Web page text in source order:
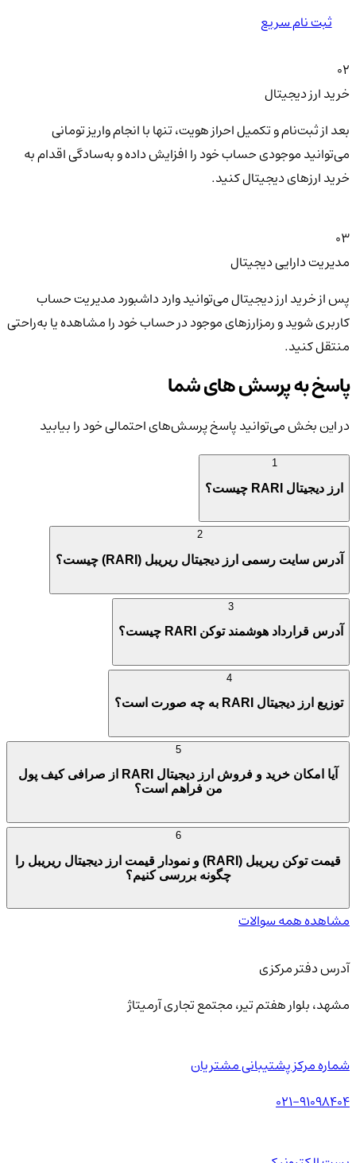
ثبت نام سریع
02
خرید ارز دیجیتال
بعد از ثبت‌نام و تکمیل احراز هویت، تنها با انجام واریز تومانی
می‌توانید موجودی حساب خود را افزایش داده و به‌سادگی اقدام به
خرید ارزهای دیجیتال کنید.
03
مدیریت دارایی دیجیتال
پس از خرید ارز دیجیتال می‌توانید وارد داشبورد مدیریت حساب
کاربری شوید و رمزارزهای موجود در حساب خود را مشاهده یا به‌راحتی
منتقل کنید.
پاسخ به پرسش های شما
در این بخش می‌توانید پاسخ پرسش‌های احتمالی خود را بیابید
ارز دیجیتال RARI چیست؟
آدرس سایت رسمی ارز دیجیتال ریریبل (RARI) چیست؟
آدرس قرارداد هوشمند توکن RARI چیست؟
توزیع ارز دیجیتال RARI به چه صورت است؟
آیا امکان خرید و فروش ارز دیجیتال RARI از صرافی کیف پول
من فراهم است؟
قیمت توکن ریریبل (RARI) و نمودار قیمت ارز دیجیتال ریریبل را
چگونه بررسی کنیم؟
مشاهده همه سوالات
آدرس دفتر مرکزی
مشهد، بلوار هفتم تیر، مجتمع تجاری آرمیتاژ
شماره مرکز پشتیبانی مشتریان
021-91098404